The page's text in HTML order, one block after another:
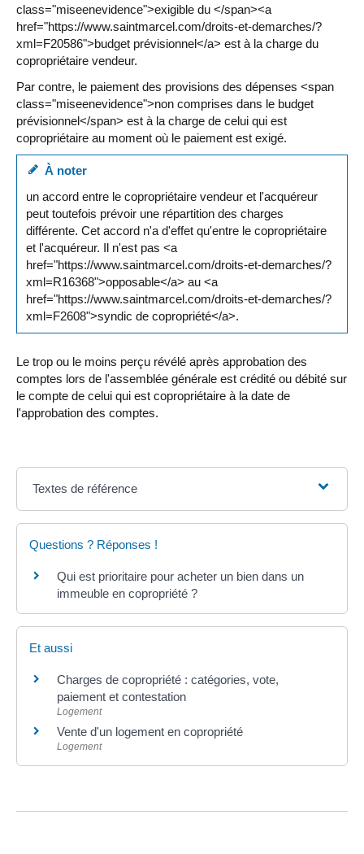
class="miseenevidence">exigible du </span><a
href="https://www.saintmarcel.com/droits-et-demarches/?
xml=F20586">budget prévisionnel</a> est à la charge du
copropriétaire vendeur.
Par contre, le paiement des provisions des dépenses <span
class="miseenevidence">non comprises dans le budget
prévisionnel</span> est à la charge de celui qui est
copropriétaire au moment où le paiement est exigé.
À noter
un accord entre le copropriétaire vendeur et l'acquéreur
peut toutefois prévoir une répartition des charges
différente. Cet accord n'a d'effet qu'entre le copropriétaire
et l'acquéreur. Il n'est pas <a
href="https://www.saintmarcel.com/droits-et-demarches/?
xml=R16368">opposable</a> au <a
href="https://www.saintmarcel.com/droits-et-demarches/?
xml=F2608">syndic de copropriété</a>.
Le trop ou le moins perçu révélé après approbation des
comptes lors de l'assemblée générale est crédité ou débité sur
le compte de celui qui est copropriétaire à la date de
l'approbation des comptes.
Textes de référence
Questions ? Réponses !
Qui est prioritaire pour acheter un bien dans un
immeuble en copropriété ?
Et aussi
Charges de copropriété : catégories, vote,
paiement et contestation
Logement
Vente d'un logement en copropriété
Logement